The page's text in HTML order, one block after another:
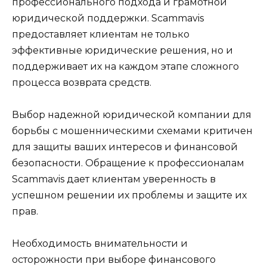
юридической поддержки. Scammavis
предоставляет клиентам не только
эффективные юридические решения, но и
поддерживает их на каждом этапе сложного
процесса возврата средств.
Выбор надежной юридической компании для
борьбы с мошенническими схемами критичен
для защиты ваших интересов и финансовой
безопасности. Обращение к профессионалам
Scammavis дает клиентам уверенность в
успешном решении их проблемы и защите их
прав.
Необходимость внимательности и
осторожности при выборе финансового